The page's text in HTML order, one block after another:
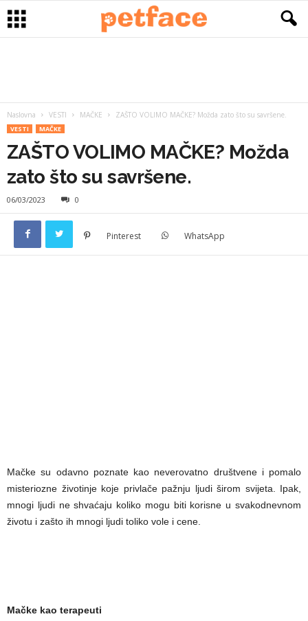
Naslovna VESTI MAČKE ZAŠTO VOLIMO MAČKE? Možda zato što su savršene.
VESTI MAČKE
ZAŠTO VOLIMO MAČKE? Možda
zato što su savršene.
06/03/2023 0
Pinterest WhatsApp
Mačke su odavno poznate kao neverovatno društvene i pomalo
misteriozne životinje koje privlače pažnju ljudi širom svijeta. Ipak,
mnogi ljudi ne shvaćaju koliko mogu biti korisne u svakodnevnom
životu i zašto ih mnogi ljudi toliko vole i cene.
Mačke kao terapeuti